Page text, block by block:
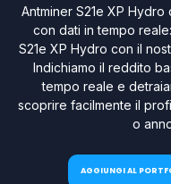
Antminer S21e XP
con dati in tempo
S21e XP Hydro con il
Indichiamo il reddito
tempo reale e
scoprire facilmente il
o
AGGIUNGI AL